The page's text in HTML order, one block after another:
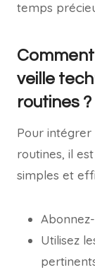
temps
veille
routines ?
Pour intégrer
routines, il
simples et
Utilisez